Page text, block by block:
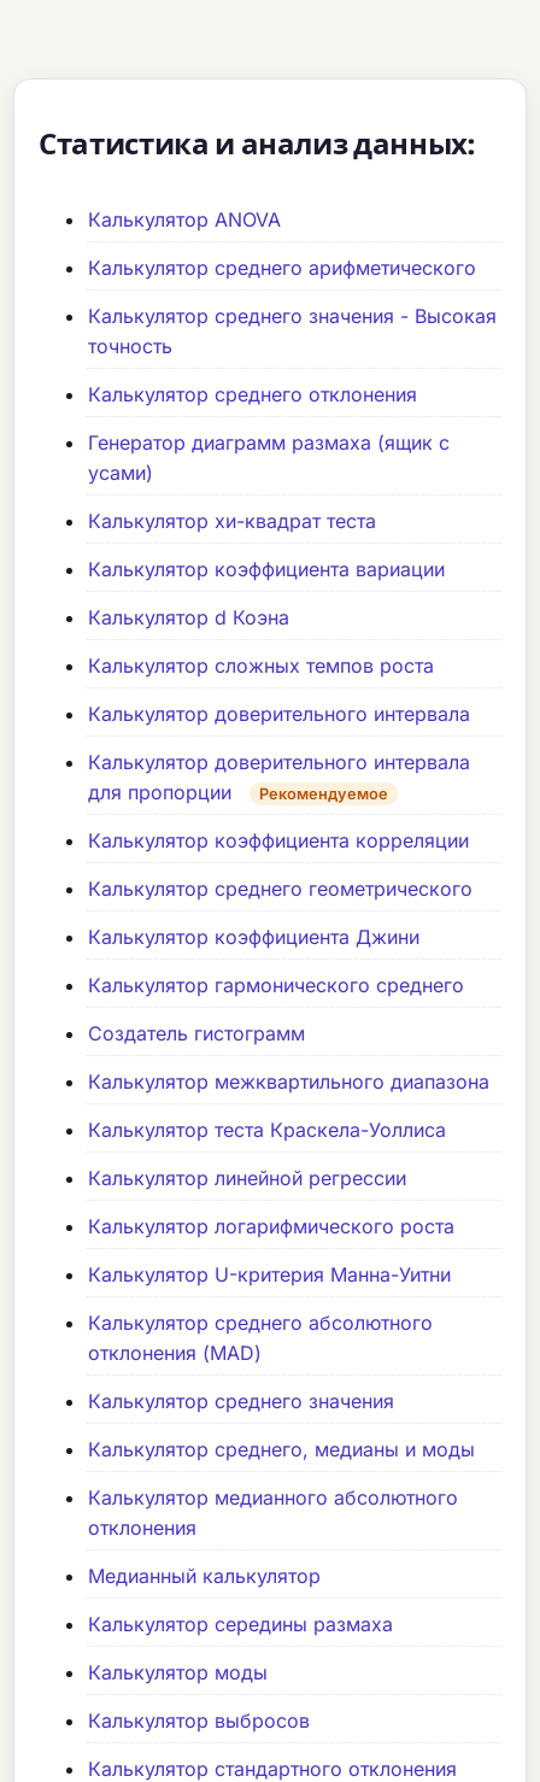
Статистика и анализ данных:
Калькулятор ANOVA
Калькулятор среднего арифметического
Калькулятор среднего значения - Высокая
точность
Калькулятор среднего отклонения
Генератор диаграмм размаха (ящик с
усами)
Калькулятор хи-квадрат теста
Калькулятор коэффициента вариации
Калькулятор d Коэна
Калькулятор сложных темпов роста
Калькулятор доверительного интервала
Калькулятор доверительного интервала
для пропорции
Рекомендуемое
Калькулятор коэффициента корреляции
Калькулятор среднего геометрического
Калькулятор коэффициента Джини
Калькулятор гармонического среднего
Создатель гистограмм
Калькулятор межквартильного диапазона
Калькулятор теста Краскела-Уоллиса
Калькулятор линейной регрессии
Калькулятор логарифмического роста
Калькулятор U-критерия Манна-Уитни
Калькулятор среднего абсолютного
отклонения (MAD)
Калькулятор среднего значения
Калькулятор среднего, медианы и моды
Калькулятор медианного абсолютного
отклонения
Медианный калькулятор
Калькулятор середины размаха
Калькулятор моды
Калькулятор выбросов
Калькулятор стандартного отклонения